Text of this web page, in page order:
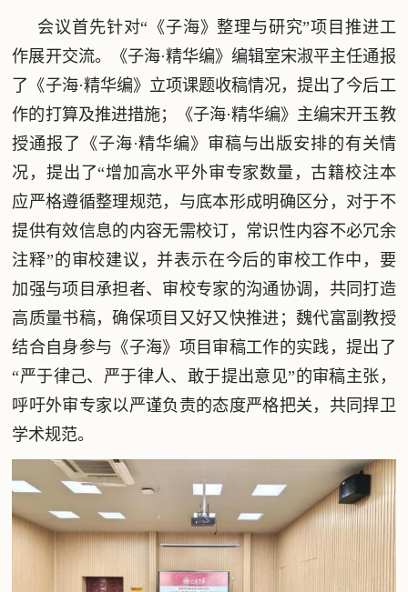
会议首先针对“《子海》整理与研究”项目推进工
作展开交流。《子海·精华编》编辑室宋淑平主任通报
了《子海·精华编》立项课题收稿情况，提出了今后工
作的打算及推进措施；《子海·精华编》主编宋开玉教
授通报了《子海·精华编》审稿与出版安排的有关情
况，提出了“增加高水平外审专家数量，古籍校注本
应严格遵循整理规范，与底本形成明确区分，对于不
提供有效信息的内容无需校订，常识性内容不必冗余
注释”的审校建议，并表示在今后的审校工作中，要
加强与项目承担者、审校专家的沟通协调，共同打造
高质量书稿，确保项目又好又快推进；魏代富副教授
结合自身参与《子海》项目审稿工作的实践，提出了
“严于律己、严于律人、敢于提出意见”的审稿主张，
呼吁外审专家以严谨负责的态度严格把关，共同捍卫
学术规范。